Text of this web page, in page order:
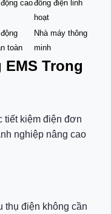
caođồng điện linh
hoạt
toàn
Nhà máy thông
minh
Trong
tiết kiệm điện đơn
nghiệp nâng cao
thụ điện không cần